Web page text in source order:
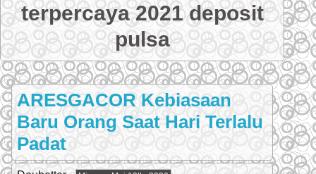
terpercaya 2021 deposit
pulsa
ARESGACOR Kebiasaan
Baru Orang Saat Hari Terlalu
Padat